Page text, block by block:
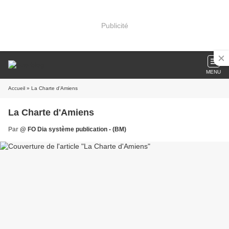
Publicité
MENU
Accueil » La Charte d'Amiens
La Charte d'Amiens
Par @ FO Dia système publication - (BM)